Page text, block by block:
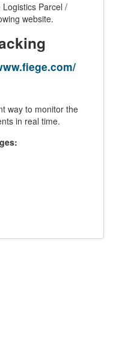
Parcel /
website.
way to monitor the
in real time.